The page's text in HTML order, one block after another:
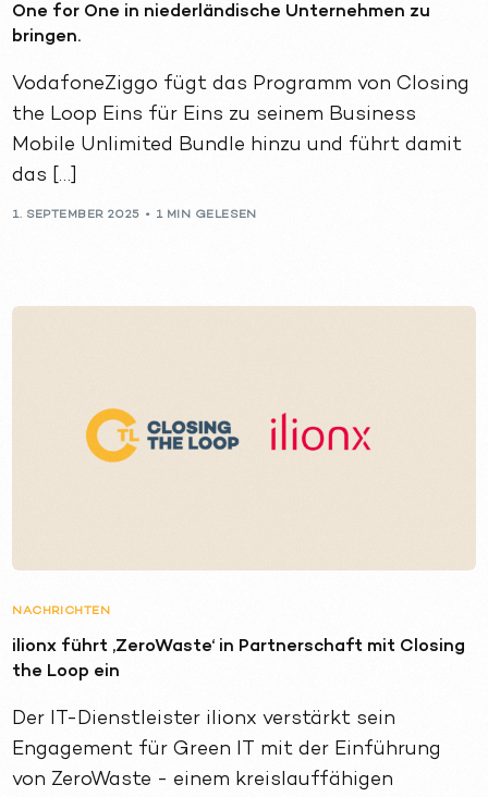
One for One in niederländische Unternehmen zu
bringen.
VodafoneZiggo fügt das Programm von Closing
the Loop Eins für Eins zu seinem Business
Mobile Unlimited Bundle hinzu und führt damit
das […]
1. SEPTEMBER 2025 1 MIN GELESEN
NACHRICHTEN
ilionx führt ‚ZeroWaste‘ in Partnerschaft mit Closing
the Loop ein
Der IT-Dienstleister ilionx verstärkt sein
Engagement für Green IT mit der Einführung
von ZeroWaste - einem kreislauffähigen